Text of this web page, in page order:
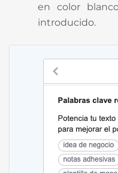
en color
introducido.